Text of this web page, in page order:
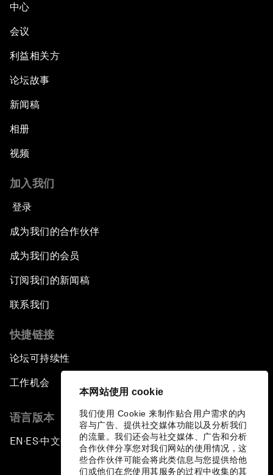
本网站使用 cookie
我们使用 Cookie 来制作贴合用户需求的内
容与广告、提供社交媒体功能以及分析我们
的流量。我们还会与社交媒体、广告和分析
合作伙伴分享您对我们网站的使用情况，这
些合作伙伴可能会将此类信息与您提供给他
们或他们在您使用其服务的过程中收集的其
中心
会议
利益相关方
论坛故事
新闻稿
相册
视频
加入我们
登录
成为我们的合作伙伴
成为我们的会员
订阅我们的新闻稿
联系我们
快捷链接
论坛可持续性
工作机会
语言版本
EN ▪ES▪中文▪ 日本語